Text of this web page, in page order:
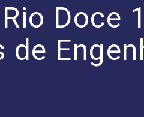
Doce
de